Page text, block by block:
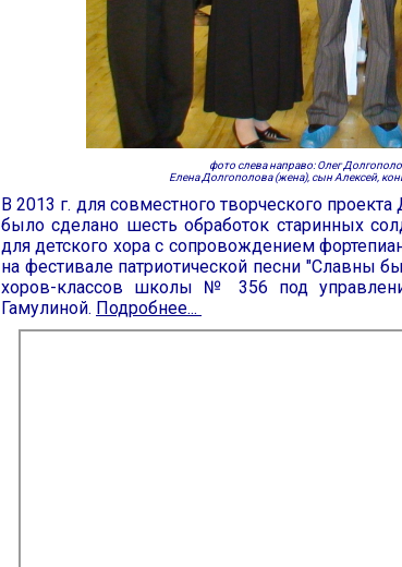
фото слева направо: Олег
Елена Долгополова (жена), сын Алексей,
В 2013 г. для совместного творческого
было сделано шесть обработок старинных
для детского хора с сопровождением
на фестивале патриотической песни "Славны
хоров-классов школы № 356 под
Гамулиной. Подробнее...